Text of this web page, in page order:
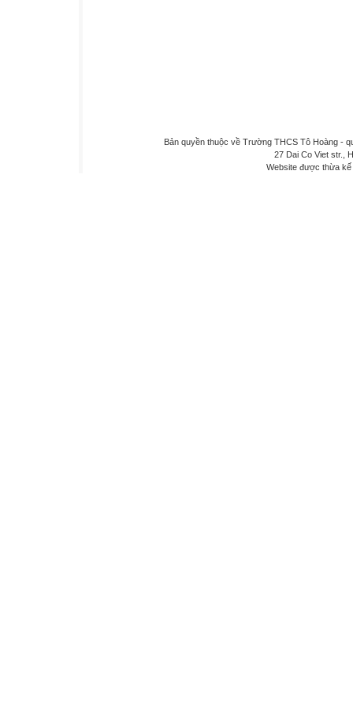
Bản quyền thuộc về Trường THCS Tô Hoàng -
27 Dai Co Viet str.,
Website được thừa